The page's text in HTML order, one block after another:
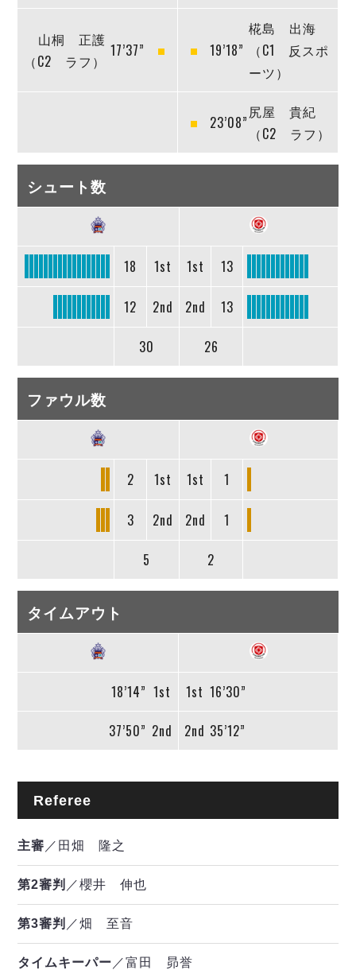
山桐 正護
（C2 ラフ）
17’37” 19’18”
椛島 出海
（C1 反スポ
ーツ）
23’08”
尻屋 貴紀
（C2 ラフ）
シュート数
18 1st 1st 13
12 2nd 2nd 13
30 26
ファウル数
2 1st 1st 1
3 2nd 2nd 1
5 2
タイムアウト
18’14” 1st 1st 16’30”
37’50” 2nd 2nd 35’12”
Referee
主審 ／田畑 隆之
第2審判 ／櫻井 伸也
第3審判 ／畑 至音
タイムキーパー ／富田 昴誉